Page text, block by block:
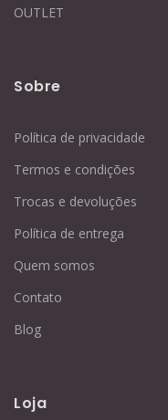
OUTLET
Sobre
Política de privacidade
Termos e condições
Trocas e devoluções
Política de entrega
Quem somos
Contato
Blog
Loja